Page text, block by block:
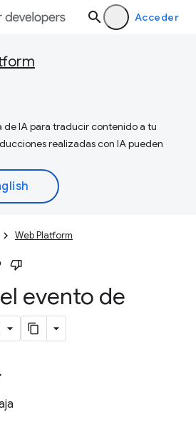
Acceder
IA para traducir contenido a tu
realizadas con IA pueden
Web Platform
evento de